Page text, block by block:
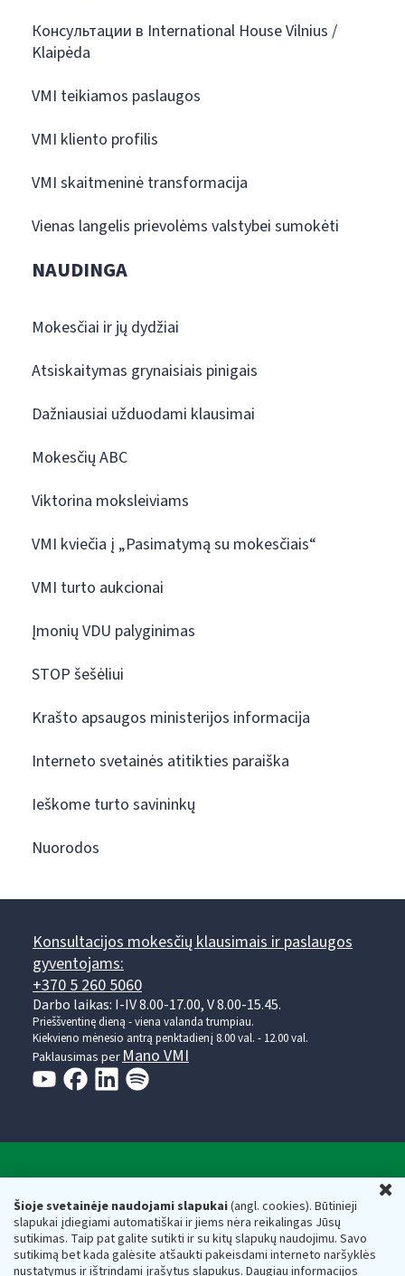
Šioje svetainėje naudojami slapukai(angl. cookies). Būtinieji
slapukai įdiegiami automatiškai ir jiems nėra reikalingas Jūsų
sutikimas. Taip pat galite sutikti ir su kitų slapukų naudojimu. Savo
sutikimą bet kada galėsite atšaukti pakeisdami interneto naršyklės
nustatymus ir ištrindami įrašytus slapukus. Daugiau informacijos
Консультации в International House Vilnius /
Klaipėda
VMI teikiamos paslaugos
VMI kliento profilis
VMI skaitmeninė transformacija
Vienas langelis prievolėms valstybei sumokėti
NAUDINGA
Mokesčiai ir jų dydžiai
Atsiskaitymas grynaisiais pinigais
Dažniausiai užduodami klausimai
Mokesčių ABC
Viktorina moksleiviams
VMI kviečia į „Pasimatymą su mokesčiais“
VMI turto aukcionai
Įmonių VDU palyginimas
STOP šešėliui
Krašto apsaugos ministerijos informacija
Interneto svetainės atitikties paraiška
Ieškome turto savininkų
Nuorodos
Konsultacijos mokesčių klausimais ir paslaugos
gyventojams:
+370 5 260 5060
Darbo laikas: I-IV 8.00-17.00, V 8.00-15.45.
Prieššventinę dieną - viena valanda trumpiau.
Kiekvieno mėnesio antrą penktadienį 8.00 val. - 12.00 val.
Paklausimas per Mano VMI
Respublikos finansų ministerijos
Biudžetinė įstaiga. Juridinio asmens kodas — 188659752,
adresas: Vasario 16-osios g. 14, 01107 Vilnius, Lietuva, el.paštas:
vmi@vmi.lt, E. pristatymo dėžutės adresas 188659752